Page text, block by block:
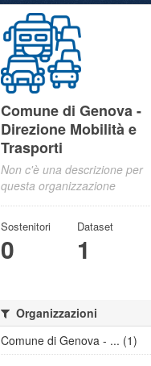
Comune di Genova -
Direzione Mobilità e
Trasporti
Non c'è una descrizione per
questa organizzazione
Sostenitori
0
Dataset
1
Organizzazioni
Comune di Genova - ... (1)